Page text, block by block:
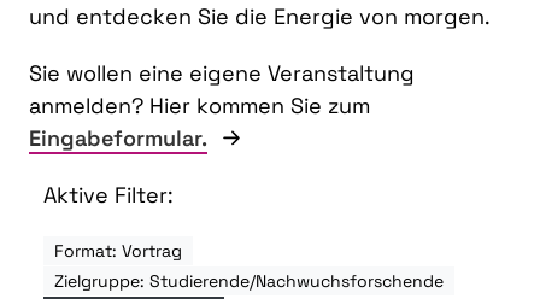
und entdecken Sie die Energie von morgen.
Sie wollen eine eigene Veranstaltung
anmelden? Hier kommen Sie zum
Eingabeformular.
Aktive Filter:
Format: Vortrag
Zielgruppe: Studierende/Nachwuchsforschende